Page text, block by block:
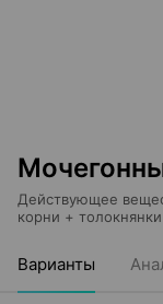
Действующее
корни +
Варианты